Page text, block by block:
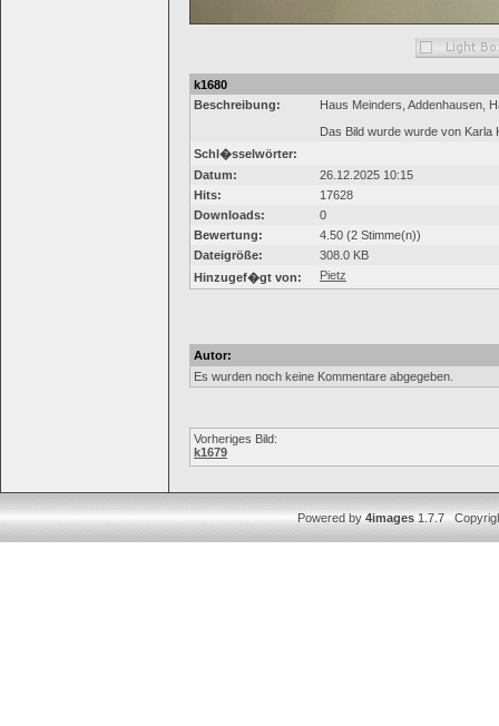
k1680
Beschreibung:
Haus Meinders, Addenhausen,
Das Bild wurde wurde von Karla
Schl�sselwörter:
Datum:
26.12.2025 10:15
Hits:
17628
Downloads:
0
Bewertung:
4.50 (2 Stimme(n))
Dateigröße:
308.0 KB
Hinzugef�gt von:
Pietz
Autor:
Es wurden noch keine Kommentare abgegeben.
Vorheriges Bild:
k1679
Powered by4images1.7.7